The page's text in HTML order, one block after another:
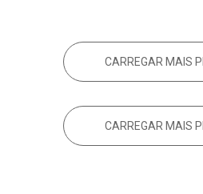
CARREGAR MAIS
CARREGAR MAIS